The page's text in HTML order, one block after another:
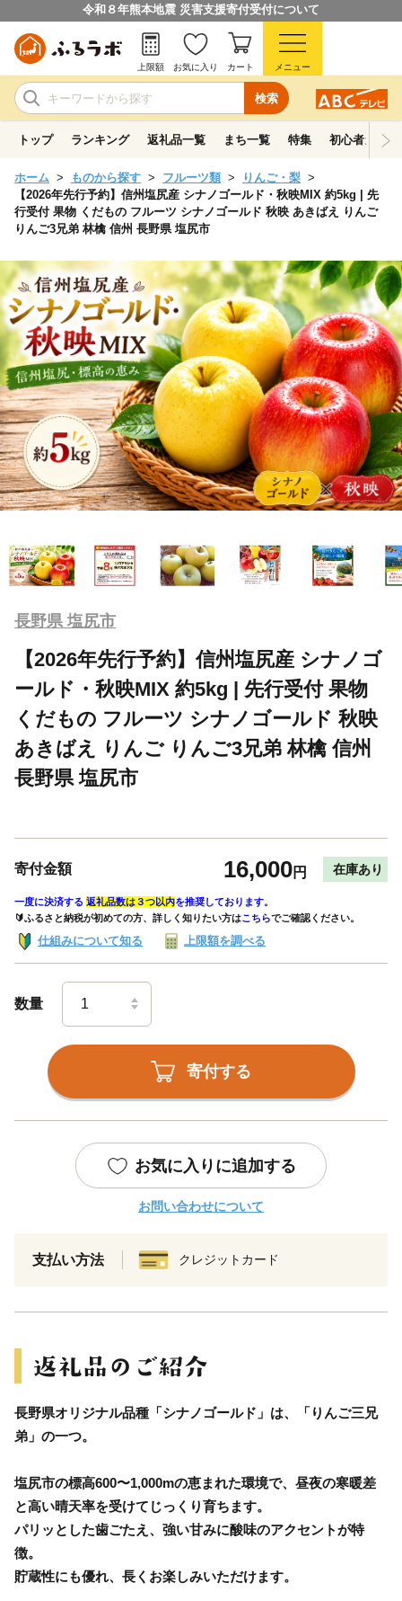
令和８年熊本地震 災害支援寄付受付について
検索
上限額 お気に入り カート メニュー
トップ ランキング 返礼品一覧 まち一覧 特集 初心者ガイド
ホーム ものから探す フルーツ類
りんご・梨
【2026年先行予約】信州塩尻産 シナノゴールド・秋映MIX 約5kg | 先
行受付 果物 くだもの フルーツ シナノゴールド 秋映 あきばえ りんご
りんご3兄弟 林檎 信州 長野県 塩尻市
長野県 塩尻市
【2026年先行予約】信州塩尻産 シナノゴ
ールド・秋映MIX 約5kg | 先行受付 果物
くだもの フルーツ シナノゴールド 秋映
あきばえ りんご りんご3兄弟 林檎 信州
長野県 塩尻市
寄付金額 16,000円 在庫あり
一度に決済する 返礼品数は３つ以内を推奨しております。
🔰ふるさと納税が初めての方、詳しく知りたい方はこちらでご確認ください。
仕組みについて知る 上限額を調べる
数量
寄付する
お気に入りに追加する
お問い合わせについて
支払い方法 クレジットカード
長野県オリジナル品種「シナノゴールド」は、「りんご三兄
弟」の一つ。
塩尻市の標高600〜1,000mの恵まれた環境で、昼夜の寒暖差
と高い晴天率を受けてじっくり育ちます。
パリッとした歯ごたえ、強い甘みに酸味のアクセントが特
徴。
貯蔵性にも優れ、長くお楽しみいただけます。